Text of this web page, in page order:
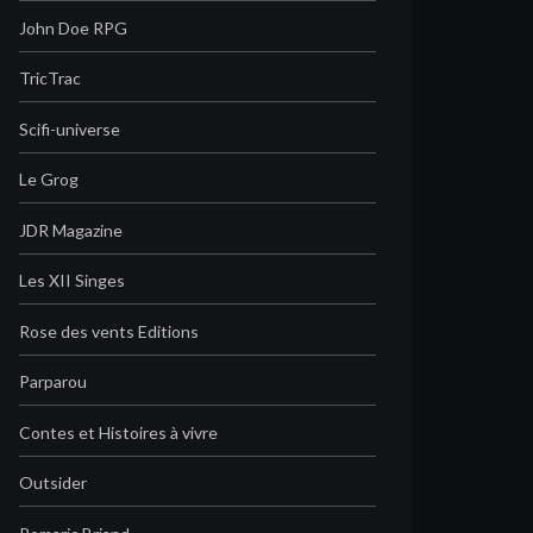
John Doe RPG
TricTrac
Scifi-universe
Le Grog
JDR Magazine
Les XII Singes
Rose des vents Editions
Parparou
Contes et Histoires à vivre
Outsider